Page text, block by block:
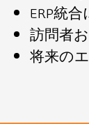
ERP統
訪問者
将来の